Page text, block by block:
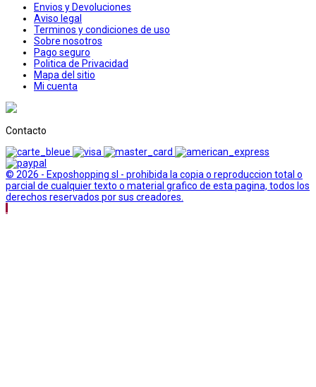
Envios y Devoluciones
Aviso legal
Terminos y condiciones de uso
Sobre nosotros
Pago seguro
Politica de Privacidad
Mapa del sitio
Mi cuenta
Contacto
© 2026 - Exposhopping sl - prohibida la copia o reproduccion total o
parcial de cualquier texto o material grafico de esta pagina, todos los
derechos reservados por sus creadores.